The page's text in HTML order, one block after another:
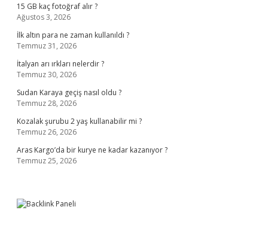
15 GB kaç fotoğraf alır ?
Ağustos 3, 2026
İlk altın para ne zaman kullanıldı ?
Temmuz 31, 2026
İtalyan arı ırkları nelerdir ?
Temmuz 30, 2026
Sudan Karaya geçiş nasıl oldu ?
Temmuz 28, 2026
Kozalak şurubu 2 yaş kullanabilir mi ?
Temmuz 26, 2026
Aras Kargo’da bir kurye ne kadar kazanıyor ?
Temmuz 25, 2026